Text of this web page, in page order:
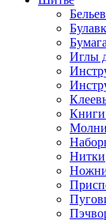
Иглы
Нитки